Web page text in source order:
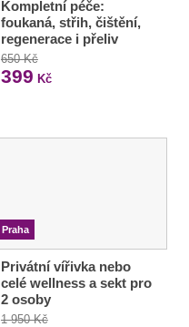
Kompletní péče:
foukaná, střih, čištění,
regenerace i přeliv
650 Kč
399 Kč
Praha
Privátní vířivka nebo
celé wellness a sekt pro
2 osoby
1 950 Kč